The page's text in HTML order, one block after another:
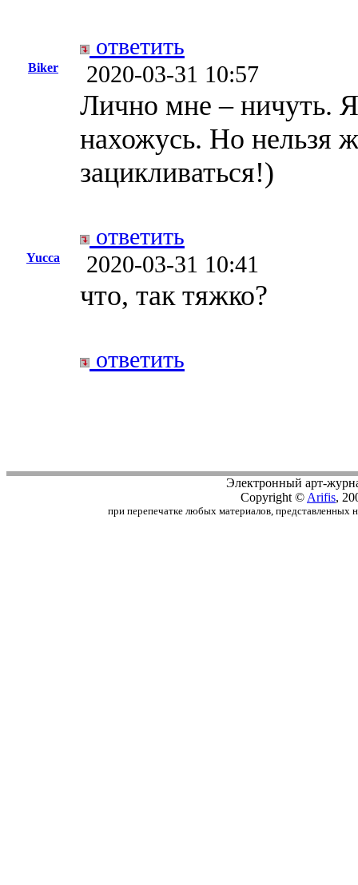
ответить
Biker 2020-03-31 10:57
Лично мне – ничуть.
нахожусь. Но нельзя
зацикливаться!)
ответить
Yucca 2020-03-31 10:41
что, так тяжко?
ответить
Электронный арт-
Copyright © Arifis,
при перепечатке любых материалов, представленных